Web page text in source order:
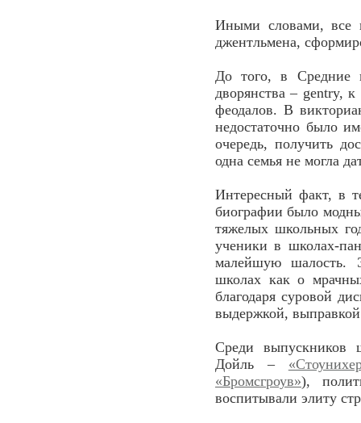
Иными словами, все
джентльмена,
До того, в Средние
дворянства – gentry,
феодалов. В
недостаточно было
очередь, получить
одна семья не могла
Интересный факт, в
биографии было
тяжелых школьных
ученики в школах-
малейшую шалость.
школах как о
благодаря суровой
выдержкой,
Среди выпускников
Дойль –
«Бромсгроув»),
воспитывали элиту